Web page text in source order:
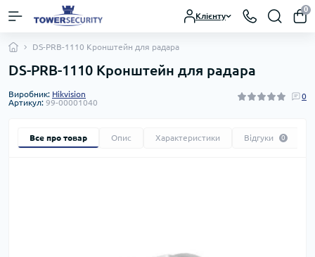
Клієнту
0
DS-PRB-1110 Кронштейн для радара
DS-PRB-1110 Кронштейн для радара
Виробник: Hikvision
Артикул: 99-00001040
0
Все про товар Опис Характеристики Відгуки 0